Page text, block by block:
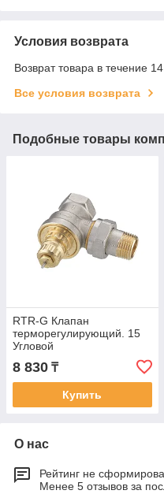
Условия возврата
Возврат товара в течение
Все условия возврата
Подобные товары
RTR-G Клапан
терморегулирующий. 15
Угловой
8 830 ₸
Купить
О нас
Рейтинг не
Менее 5 отзывов за